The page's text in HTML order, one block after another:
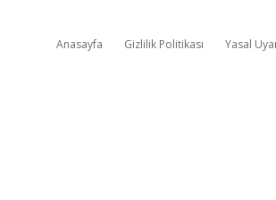
Anasayfa Gizlilik Politikası Yasal